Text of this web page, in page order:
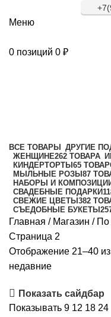
Меню
0 позиций 0 ₽
ВСЕ ТОВАРЫ ДРУГИЕ
ЖЕНЩИНЕ262 ТОВАРА
КИНДЕРТОРТЫ 65
МЫЛЬНЫЕ РОЗЫ 87
НАБОРЫ И
СВАДЕБНЫЕ ПОДАРКИ
СВЕЖИЕ ЦВЕТЫ 382
СЪЕДОБНЫЕ БУКЕТЫ
Главная / Магазин / По
Страница 2
Отображение 21–40
недавние
Показать сайдбар
Показывать 9 12 18 24